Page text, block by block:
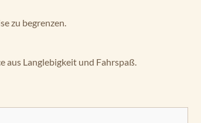
zu begrenzen.
aus Langlebigkeit und Fahrspaß.